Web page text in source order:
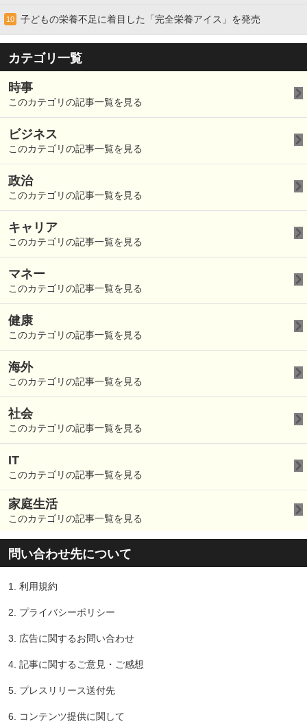
10 子どもの栄養不足に着目した「完全栄養アイス」を発売
カテゴリ一覧
時事
このカテゴリの記事一覧を見る
ビジネス
このカテゴリの記事一覧を見る
政治
このカテゴリの記事一覧を見る
キャリア
このカテゴリの記事一覧を見る
マネー
このカテゴリの記事一覧を見る
健康
このカテゴリの記事一覧を見る
海外
このカテゴリの記事一覧を見る
社会
このカテゴリの記事一覧を見る
IT
このカテゴリの記事一覧を見る
家庭生活
このカテゴリの記事一覧を見る
問い合わせ先について
1. 利用規約
2. プライバシーポリシー
3. 広告に関するお問い合わせ
4. 記事に関するご意見・ご感想
5. プレスリリース送付先
6. コンテンツ提供に関して